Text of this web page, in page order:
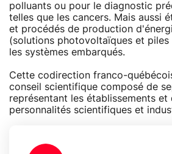
polluants ou pour le diagnostic
telles que les cancers. Mais aussi
et procédés de production
(solutions photovoltaïques et
les systèmes embarqués.
Cette codirection franco-
conseil scientifique composé de
représentant les établissements et
personnalités scientifiques et